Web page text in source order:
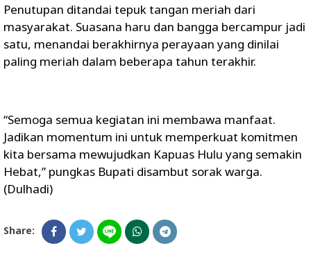
Penutupan ditandai tepuk tangan meriah dari
masyarakat. Suasana haru dan bangga bercampur jadi
satu, menandai berakhirnya perayaan yang dinilai
paling meriah dalam beberapa tahun terakhir.
“Semoga semua kegiatan ini membawa manfaat.
Jadikan momentum ini untuk memperkuat komitmen
kita bersama mewujudkan Kapuas Hulu yang semakin
Hebat,” pungkas Bupati disambut sorak warga.
(Dulhadi)
Share: